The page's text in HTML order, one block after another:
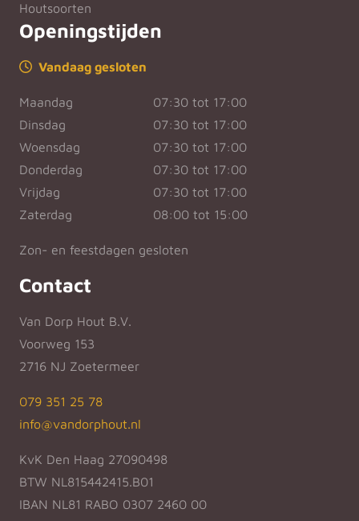
Houtsoorten
Openingstijden
Vandaag gesloten
Maandag
07:30 tot 17:00
Dinsdag
07:30 tot 17:00
Woensdag
07:30 tot 17:00
Donderdag
07:30 tot 17:00
Vrijdag
07:30 tot 17:00
Zaterdag
08:00 tot 15:00
Zon- en feestdagen gesloten
Contact
Van Dorp Hout B.V.
Voorweg 153
2716 NJ Zoetermeer
079 351 25 78
info@vandorphout.nl
KvK Den Haag 27090498
BTW NL815442415.B01
IBAN NL81 RABO 0307 2460 00